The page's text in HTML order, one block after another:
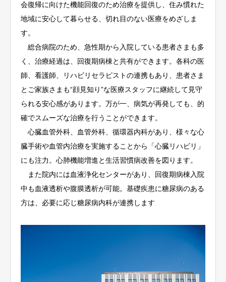
会復帰に向けた機能回復のため治療を提供し、住み慣れた
地域に安心して暮らせる、切れ目のない医療をめざしま
す。
総合病院のため、急性期から入院している患者さまも多
く、治療経過は、回復期病棟と共有ができます。各科の医
師、看護師、リハビリセラピストの連携もあり、患者さま
とご家族さまも“顔見知り”な医療スタッフに継続して見守
られる安心感があります。万が一、病気が再発しても、的
確でスムーズな治療を行うことができます。
心臓血管外科、血管外科、循環器内科があり、様々な心
臓手術や血管内治療を実施することから「心臓リハビリ」
にも注力。心肺機能増進と生活習慣病改善を図ります。
また院内には血液浄化センターがあり、回復期病棟入院
中も血液透析や腹膜透析が可能。基礎疾患に糖尿病のある
方は、必要に応じ糖尿病内科が連携します